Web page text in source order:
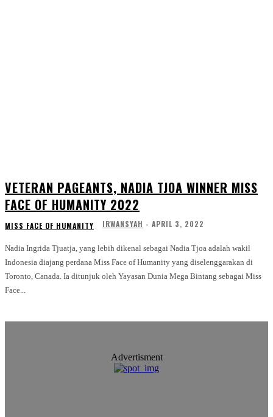
VETERAN PAGEANTS, NADIA TJOA WINNER MISS
FACE OF HUMANITY 2022
MISS FACE OF HUMANITY IRWANSYAH - APRIL 3, 2022
Nadia Ingrida Tjuatja, yang lebih dikenal sebagai Nadia Tjoa adalah wakil
Indonesia diajang perdana Miss Face of Humanity yang diselenggarakan di
Toronto, Canada. Ia ditunjuk oleh Yayasan Dunia Mega Bintang sebagai Miss
Face...
Advertisment